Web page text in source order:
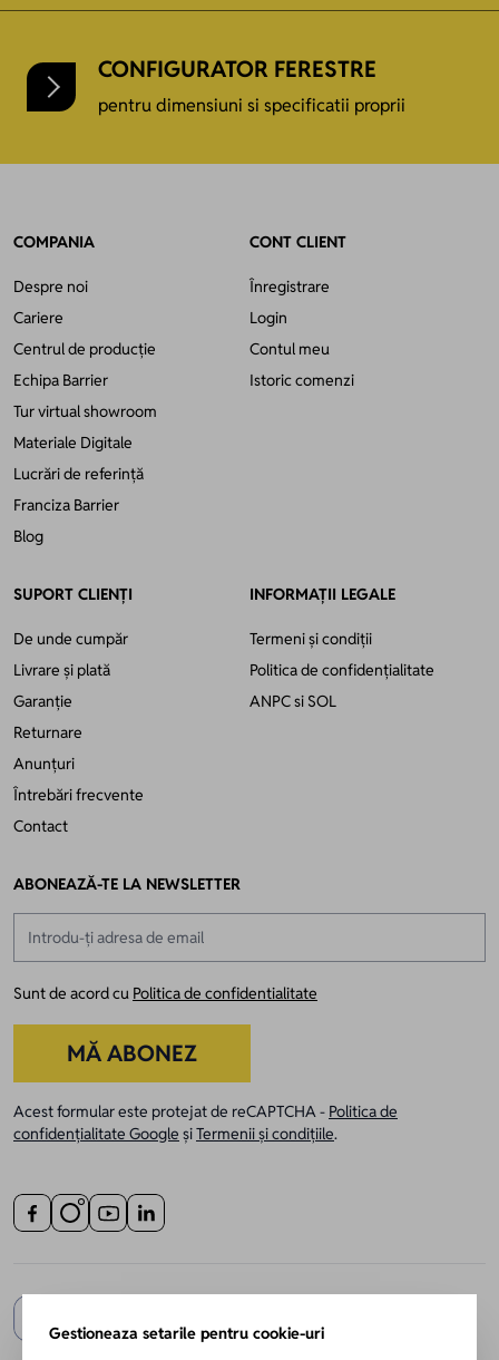
CONFIGURATOR FERESTRE
pentru dimensiuni si specificatii proprii
COMPANIA
Despre noi
Cariere
Centrul de producție
Echipa Barrier
Tur virtual showroom
Materiale Digitale
Lucrări de referință
Franciza Barrier
Blog
CONT CLIENT
Înregistrare
Login
Contul meu
Istoric comenzi
SUPORT CLIENȚI
De unde cumpăr
Livrare și plată
Garanție
Returnare
Anunțuri
Întrebări frecvente
Contact
INFORMAȚII LEGALE
Termeni și condiții
Politica de confidențialitate
ANPCsi SOL
ABONEAZĂ-TE LA NEWSLETTER
Sunt de acord cu Politica de confidentialitate
MĂ ABONEZ
Acest formular este protejat de reCAPTCHA - Politica de
confidențialitate Google șiTermenii și condițiile.
Gestioneaza setarile pentru cookie-uri